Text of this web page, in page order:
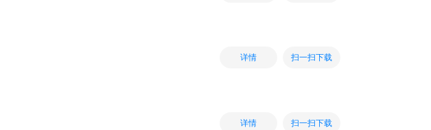
详情 扫一扫下载
详情 扫一扫下载